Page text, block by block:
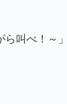
叫べ！～」